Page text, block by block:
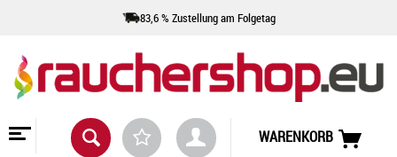
83,6 % Zustellung am Folgetag
WARENKORB